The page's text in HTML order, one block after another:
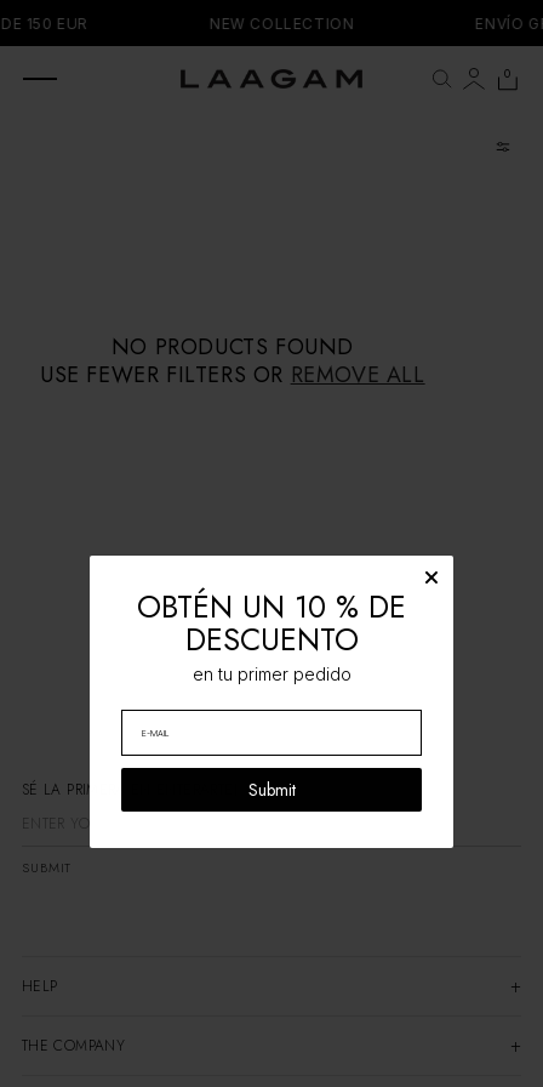
150 EUR NEW COLLECTION ENVÍO
Cart
0
0 items
NO PRODUCTS FOUND
USE FEWER FILTERS OR REMOVE ALL
SÉ LA PRIMERA EN ENTERARTE
SUBMIT
HELP
THE COMPANY
OBTÉN UN 10 % DE
DESCUENTO
en tu primer pedido
Submit